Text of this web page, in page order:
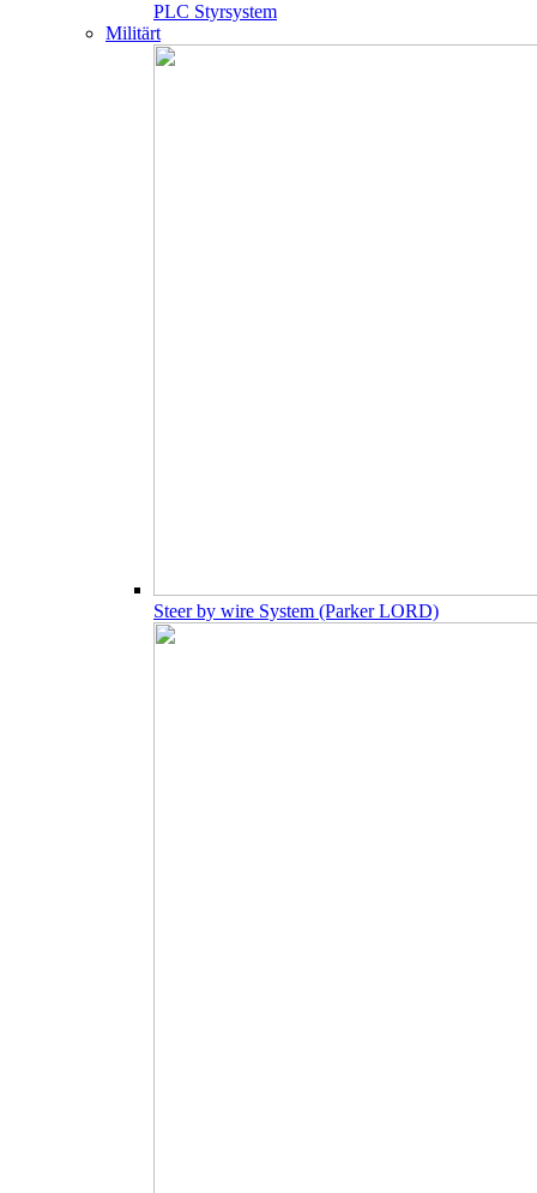
PLC Styrsystem
Militärt
Steer by wire System (Parker LORD)